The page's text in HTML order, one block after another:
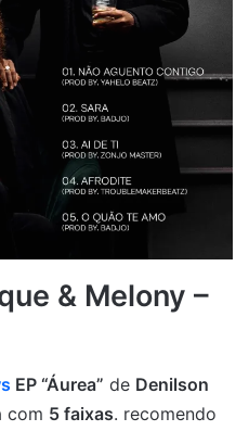
& Melony –
EP “Áurea” de Denilson
com 5 faixas. recomendo